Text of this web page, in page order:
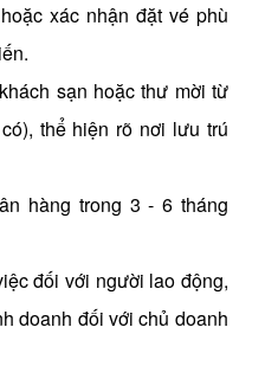
xác nhận đặt vé phù
sạn hoặc thư mời từ
thể hiện rõ nơi lưu trú
hàng trong 3 - 6 tháng
đối với người lao động,
doanh đối với chủ doanh